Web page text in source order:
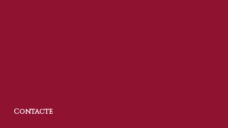
Contacte